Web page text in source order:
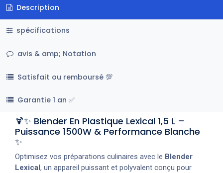
Description
spécifications
avis & amp; Notation
Satisfait ou remboursé 💯
Garantie 1 an ✅
🍹✨ Blender En Plastique Lexical 1,5 L –
Puissance 1500W & Performance Blanche
✨
Optimisez vos préparations culinaires avec le Blender
Lexical, un appareil puissant et polyvalent conçu pour